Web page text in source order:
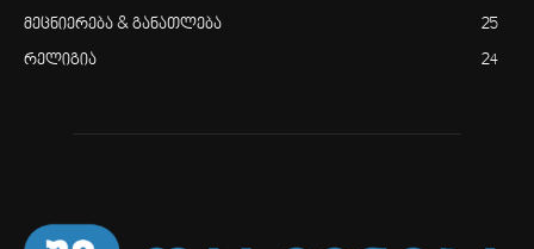
მეცნიერება & განათლება 25
რელიგია 24